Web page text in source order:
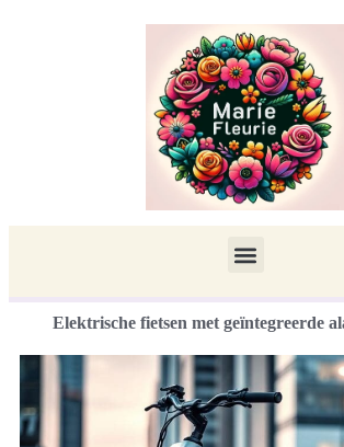
Elektrische fietsen met geïntegreerde